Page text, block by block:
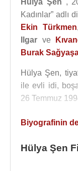
Hülya Şen ,
Kadınlar” adlı
Ekin Türkmen
Ilgar ve
Burak
Hülya Şen,
ile evli idi,
26 Temmuz
Rol Aldığı
2011 - Her
Biyografinin
Hülya Şen